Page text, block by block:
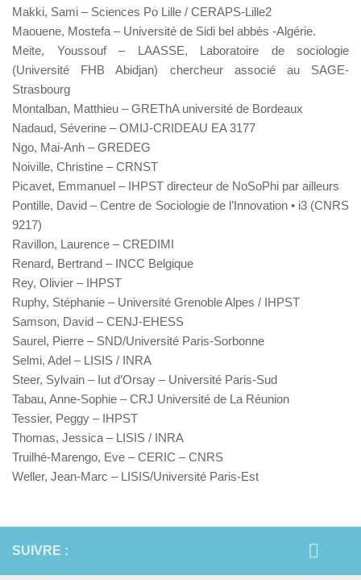
Makki, Sami – Sciences Po Lille / CERAPS-Lille2
Maouene, Mostefa – Université de Sidi bel abbès -Algérie.
Meite, Youssouf – LAASSE, Laboratoire de sociologie
(Université FHB Abidjan) chercheur associé au SAGE-
Strasbourg
Montalban, Matthieu – GREThA université de Bordeaux
Nadaud, Séverine – OMIJ-CRIDEAU EA 3177
Ngo, Mai-Anh – GREDEG
Noiville, Christine – CRNST
Picavet, Emmanuel – IHPST directeur de NoSoPhi par ailleurs
Pontille, David – Centre de Sociologie de l’Innovation • i3 (CNRS
9217)
Ravillon, Laurence – CREDIMI
Renard, Bertrand – INCC Belgique
Rey, Olivier – IHPST
Ruphy, Stéphanie – Université Grenoble Alpes / IHPST
Samson, David – CENJ-EHESS
Saurel, Pierre – SND/Université Paris-Sorbonne
Selmi, Adel – LISIS / INRA
Steer, Sylvain – Iut d’Orsay – Université Paris-Sud
Tabau, Anne-Sophie – CRJ Université de La Réunion
Tessier, Peggy – IHPST
Thomas, Jessica – LISIS / INRA
Truilhé-Marengo, Eve – CERIC – CNRS
Weller, Jean-Marc – LISIS/Université Paris-Est
SUIVRE :